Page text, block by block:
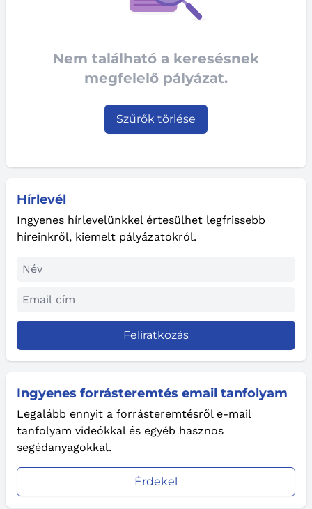
Hírlevél
Ingyenes hírlevelünkkel értesülhet legfrissebb
híreinkről, kiemelt pályázatokról.
Feliratkozás
Ingyenes forrásteremtés email tanfolyam
Legalább ennyit a forrásteremtésről e-mail
tanfolyam videókkal és egyéb hasznos
segédanyagokkal.
Érdekel
Nem található a keresésnek
megfelelő pályázat.
Szűrők törlése